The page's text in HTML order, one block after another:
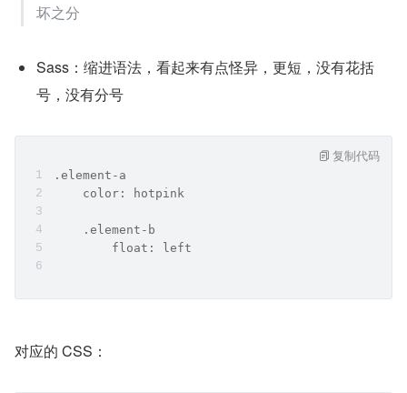
坏之分
Sass：缩进语法，看起来有点怪异，更短，没有花括
号，没有分号
.element-a
    color: hotpink
    .element-b
        float: left
复制代码
对应的 CSS：